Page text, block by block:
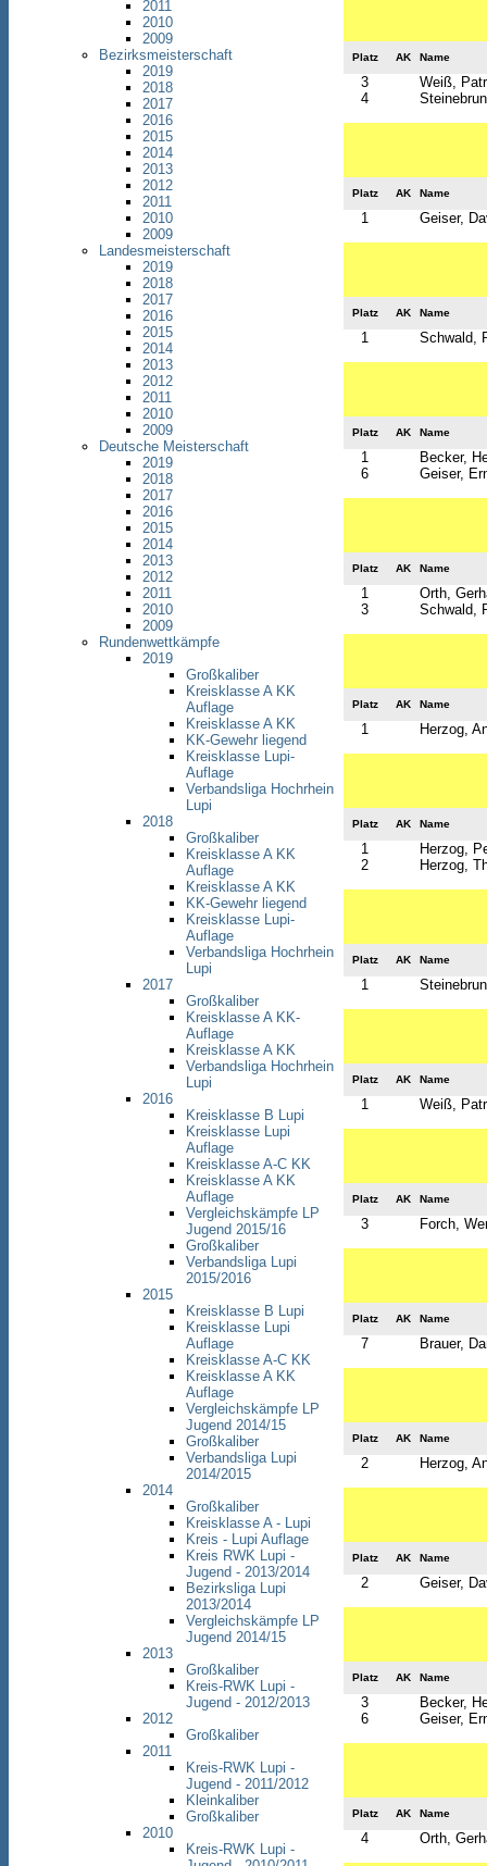
2011
2010
2009
Bezirksmeisterschaft
2019
2018
2017
2016
2015
2014
2013
2012
2011
2010
2009
Landesmeisterschaft
2019
2018
2017
2016
2015
2014
2013
2012
2011
2010
2009
Deutsche Meisterschaft
2019
2018
2017
2016
2015
2014
2013
2012
2011
2010
2009
Rundenwettkämpfe
2019
Großkaliber
Kreisklasse A KK
Auflage
Kreisklasse A KK
KK-Gewehr liegend
Kreisklasse Lupi-
Auflage
Verbandsliga Hochrhein
Lupi
2018
Großkaliber
Kreisklasse A KK
Auflage
Kreisklasse A KK
KK-Gewehr liegend
Kreisklasse Lupi-
Auflage
Verbandsliga Hochrhein
Lupi
2017
Großkaliber
Kreisklasse A KK-
Auflage
Kreisklasse A KK
Verbandsliga Hochrhein
Lupi
2016
Kreisklasse B Lupi
Kreisklasse Lupi
Auflage
Kreisklasse A-C KK
Kreisklasse A KK
Auflage
Vergleichskämpfe LP
Jugend 2015/16
Großkaliber
Verbandsliga Lupi
2015/2016
2015
Kreisklasse B Lupi
Kreisklasse Lupi
Auflage
Kreisklasse A-C KK
Kreisklasse A KK
Auflage
Vergleichskämpfe LP
Jugend 2014/15
Großkaliber
Verbandsliga Lupi
2014/2015
2014
Großkaliber
Kreisklasse A - Lupi
Kreis - Lupi Auflage
Kreis RWK Lupi -
Jugend - 2013/2014
Bezirksliga Lupi
2013/2014
Vergleichskämpfe LP
Jugend 2014/15
2013
Großkaliber
Kreis-RWK Lupi -
Jugend - 2012/2013
2012
Großkaliber
2011
Kreis-RWK Lupi -
Jugend - 2011/2012
Kleinkaliber
Großkaliber
2010
Kreis-RWK Lupi -
Platz AK Name
3
Weiß,
4
Platz AK Name
1 Geiser,
Platz AK Name
1 Schwald,
Platz AK Name
1
Becker,
6
Geiser,
Platz AK Name
1
Orth,
3
Schwald,
Platz AK Name
1 Herzog,
Platz AK Name
1
Herzog,
2
Herzog,
Platz AK Name
1
Platz AK Name
1 Weiß,
Platz AK Name
3 Forch,
Platz AK Name
7 Brauer,
Platz AK Name
2 Herzog,
Platz AK Name
2 Geiser,
Platz AK Name
3
Becker,
6
Geiser,
Platz AK Name
4 Orth,